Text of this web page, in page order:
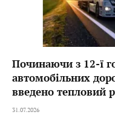
Починаючи з 12-ї
автомобільних
введено тепловий
31.07.2026